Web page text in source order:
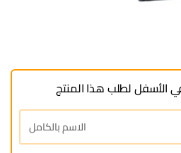
لطلب هذا المنتج